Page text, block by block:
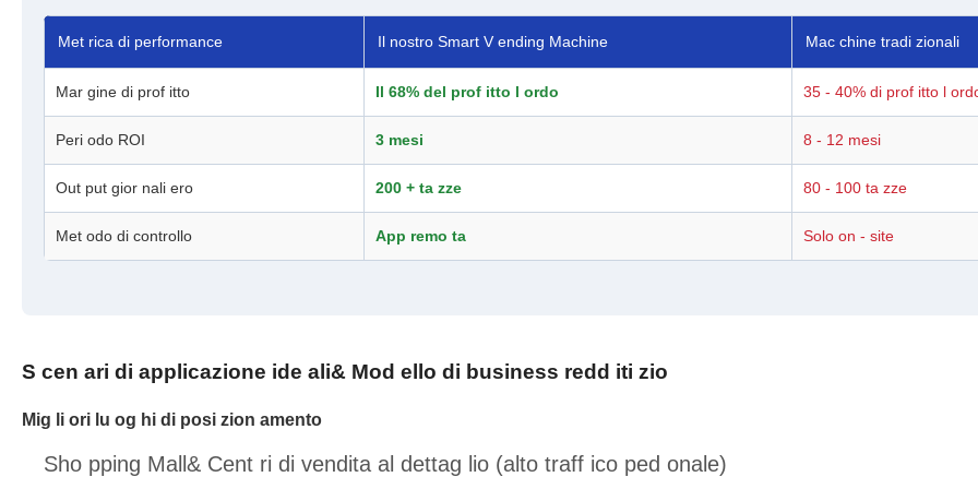
Met rica di performance Il nostro Smart V ending Machine Mac chine tradi zionali
Mar gine di prof itto Il 68% del prof itto l ordo 35 - 40% di prof itto l
Peri odo ROI 3 mesi 8 - 12 mesi
Out put gior nali ero 200 + ta zze 80 - 100 ta zze
Met odo di controllo App remo ta Solo on - site
S cen ari di applicazione ide ali& Mod ello di business redd iti zio
Mig li ori lu og hi di posi zion amento
Sho pping Mall& Cent ri di vendita al dettag lio (alto traff ico ped onale)